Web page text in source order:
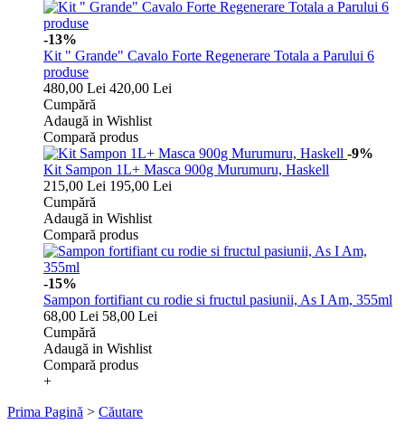
-13%
Kit " Grande" Cavalo Forte Regenerare Totala a Parului 6
produse
480,00 Lei 420,00 Lei
Cumpără
Adaugă in Wishlist
Compară produs
-9%
Kit Sampon 1L+ Masca 900g Murumuru, Haskell
215,00 Lei 195,00 Lei
Cumpără
Adaugă in Wishlist
Compară produs
-15%
Sampon fortifiant cu rodie si fructul pasiunii, As I Am, 355ml
68,00 Lei 58,00 Lei
Cumpără
Adaugă in Wishlist
Compară produs
+
Prima Pagină > Căutare